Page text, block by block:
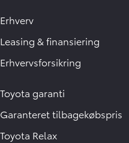
Erhverv
Leasing & finansiering
Erhvervsforsikring
Toyota garanti
Garanteret tilbagekøbspris
Toyota Relax